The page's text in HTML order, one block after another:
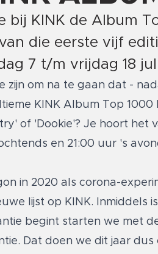
bij KINK de Album
die eerste vijf
7 t/m vrijdag 18
om na te gaan dat -
KINK Album Top
of 'Dookie'? Je hoort
en 21:00 uur 's
in 2020 als corona-
lijst op KINK. Inmiddels
begint starten we met
Dat doen we dit jaar